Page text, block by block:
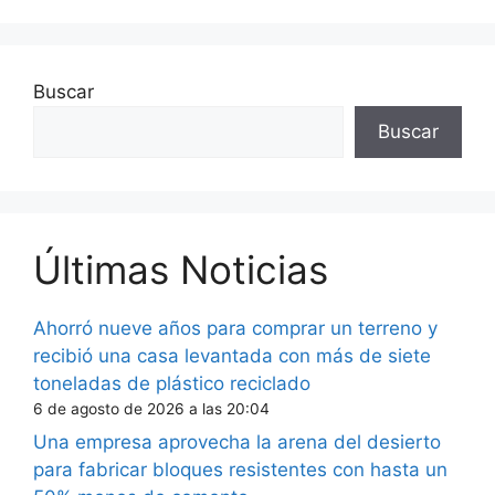
Buscar
Buscar
Últimas Noticias
Ahorró nueve años para comprar un terreno y
recibió una casa levantada con más de siete
toneladas de plástico reciclado
6 de agosto de 2026 a las 20:04
Una empresa aprovecha la arena del desierto
para fabricar bloques resistentes con hasta un